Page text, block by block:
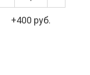
+400 руб.